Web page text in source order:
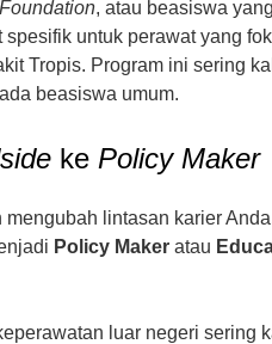
, atau beasiswa
untuk perawat yang
Tropis. Program ini sering
beasiswa umum.
ke Policy Maker
lintasan karier
Policy Maker atau
luar negeri sering